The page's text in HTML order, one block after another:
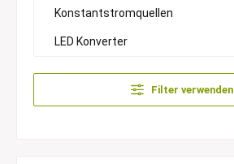
Konstantstromquellen
LED Konverter
Filter verwenden